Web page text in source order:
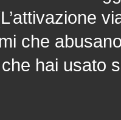
che
che hai usato